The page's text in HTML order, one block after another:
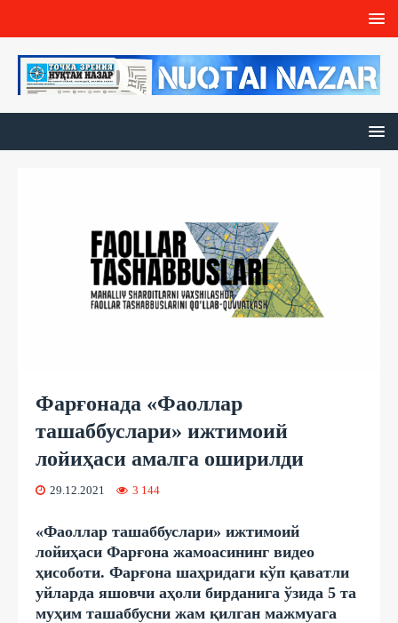
Фарғонада «Фаоллар
ташаббуслари» ижтимоий
лойиҳаси амалга оширилди
29.12.2021 3 144
«Фаоллар ташаббуслари» ижтимоий
лойиҳаси Фарғона жамоасининг видео
ҳисоботи. Фарғона шаҳридаги кўп қаватли
уйларда яшовчи аҳоли бирданига ўзида 5 та
муҳим ташаббусни жам қилган мажмуага